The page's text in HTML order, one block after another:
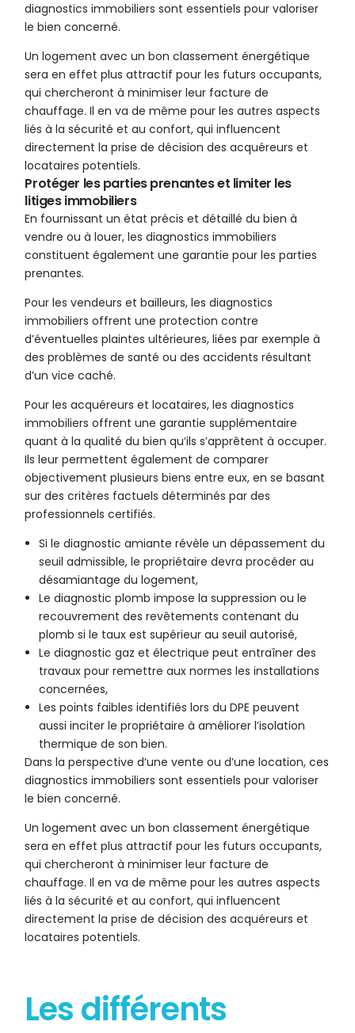
diagnostics immobiliers sont essentiels pour valoriser
le bien concerné.
Un logement avec un bon classement énergétique
sera en effet plus attractif pour les futurs occupants,
qui chercheront à minimiser leur facture de
chauffage. Il en va de même pour les autres aspects
liés à la sécurité et au confort, qui influencent
directement la prise de décision des acquéreurs et
locataires potentiels.
Protéger les parties prenantes et limiter les
litiges immobiliers
En fournissant un état précis et détaillé du bien à
vendre ou à louer, les diagnostics immobiliers
constituent également une garantie pour les parties
prenantes.
Pour les vendeurs et bailleurs, les diagnostics
immobiliers offrent une protection contre
d’éventuelles plaintes ultérieures, liées par exemple à
des problèmes de santé ou des accidents résultant
d’un vice caché.
Pour les acquéreurs et locataires, les diagnostics
immobiliers offrent une garantie supplémentaire
quant à la qualité du bien qu’ils s’apprêtent à occuper.
Ils leur permettent également de comparer
objectivement plusieurs biens entre eux, en se basant
sur des critères factuels déterminés par des
professionnels certifiés.
Si le diagnostic amiante révèle un dépassement du
seuil admissible, le propriétaire devra procéder au
désamiantage du logement,
Le diagnostic plomb impose la suppression ou le
recouvrement des revêtements contenant du
plomb si le taux est supérieur au seuil autorisé,
Le diagnostic gaz et électrique peut entraîner des
travaux pour remettre aux normes les installations
concernées,
Les points faibles identifiés lors du DPE peuvent
aussi inciter le propriétaire à améliorer l’isolation
thermique de son bien.
Dans la perspective d’une vente ou d’une location, ces
diagnostics immobiliers sont essentiels pour valoriser
le bien concerné.
Un logement avec un bon classement énergétique
sera en effet plus attractif pour les futurs occupants,
qui chercheront à minimiser leur facture de
chauffage. Il en va de même pour les autres aspects
liés à la sécurité et au confort, qui influencent
directement la prise de décision des acquéreurs et
locataires potentiels.
Les différents